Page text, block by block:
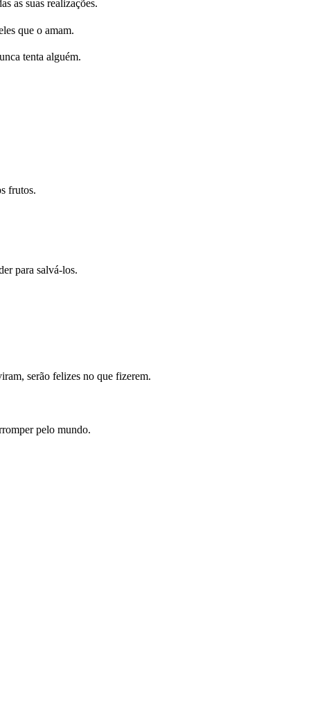
as suas realizações.
que o amam.
tenta alguém.
frutos.
para salvá-los.
serão felizes no que fizerem.
pelo mundo.